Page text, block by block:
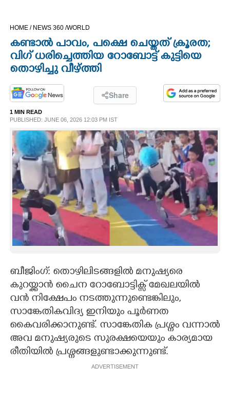
CINEMA
OPINION
PHOTOS
LIFESTYLE
SPIRITUAL
INFO+
ART
ASTRO
CARTOONS
LITERATURE
ZOOM
CONTACT US
HOME / NEWS 360 /WORLD
കണ്ടാൽ പാവം, പക്ഷെ ചെയ്തത് ക്രൂരത;
വിഗ് ധരിച്ചെത്തിയ റോബോട്ട് കുട്ടിയെ
തൊഴിച്ചു വീഴ്ത്തി
Share
1 MIN READ
PUBLISHED: JUNE 06, 2026 12:03 PM IST
ബീജിംഗ്: തൊഴിലിടങ്ങളിൽ മനുഷ്യരെ
കുറയ്ക്കാൻ ചൈന റോബോട്ടിക്സ് മേഖലയിൽ
വൻ നിക്ഷേപം നടത്തുന്നുണ്ടെങ്കിലും,
സാങ്കേതികവിദ്യ ഇനിയും പൂർണത
കൈവരിക്കാനുണ്ട്. സാങ്കേതിക പ്രശ്നം വന്നാൽ
അവ മനുഷ്യരുടെ സുരക്ഷയെയും കാര്യമായ
രീതിയിൽ പ്രശ്നങ്ങളുണ്ടാക്കുന്നുണ്ട്.
ADVERTISEMENT